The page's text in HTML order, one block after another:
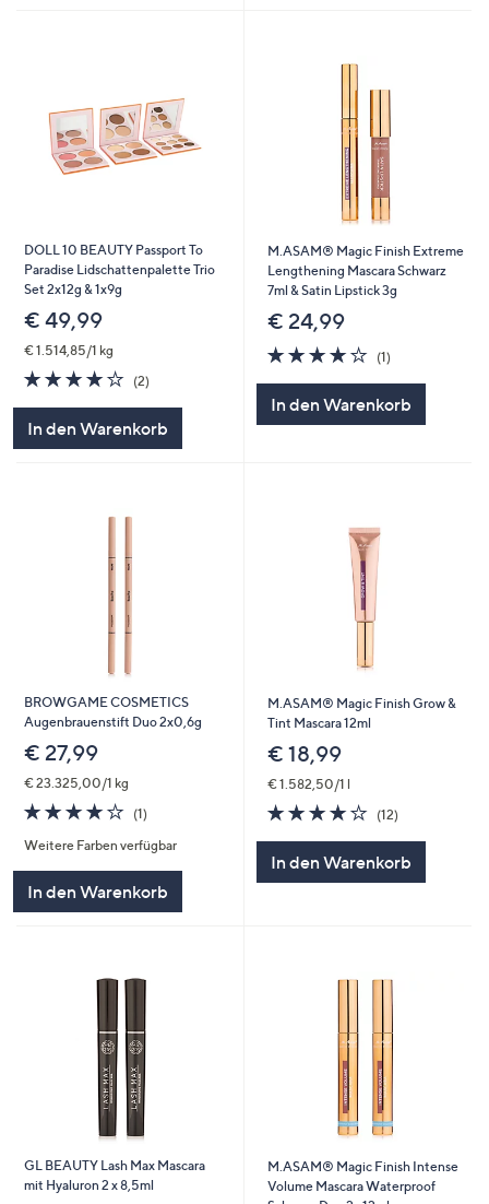
DOLL 10 BEAUTY Passport To
Paradise Lidschattenpalette Trio
Set 2x12g & 1x9g
€ 49,99
€ 1.514,85/1 kg
4.0
von
(2)
In den Warenkorb
M.ASAM® Magic Finish Extreme
Lengthening Mascara Schwarz
7ml & Satin Lipstick 3g
€ 24,99
4.0
von
5
(1)
In den Warenkorb
BROWGAME COSMETICS
Augenbrauenstift Duo 2x0,6g
€ 27,99
€ 23.325,00/1 kg
4.0
von
5
(1)
Weitere Farben verfügbar
In den Warenkorb
M.ASAM® Magic Finish Grow &
Tint Mascara 12ml
€ 18,99
€ 1.582,50/1 l
3.8
von
(12)
In den Warenkorb
GL BEAUTY Lash Max Mascara
mit Hyaluron 2 x 8,5ml
M.ASAM® Magic Finish Intense
Volume Mascara Waterproof